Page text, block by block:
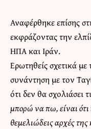
Αναφέρθηκε επίσης
εκφράζοντας την
ΗΠΑ και Ιράν.
Ερωτηθείς σχετικά
συνάντηση με τον
ότι δεν θα σχολιάσει
μπορώ να πω, είναι ότι
θεμελιώδεις αρχές